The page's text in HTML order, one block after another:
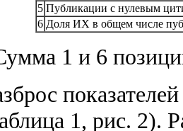
5 Публикации с нулевым
6 Доля ИХ в общем числе
1 и 6
1, рис. 2).